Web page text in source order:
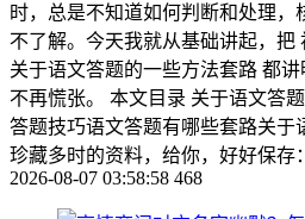
时，总是不知道如何判断和处理，
不了解。今天我就从基础讲起，把
关于语文答题的一些方法套路 都
不再慌张。 本文目录 关于语文答
答题技巧语文答题有哪些套路关于
珍藏多时的资料，给你，好好保存
2026-08-07 03:58:58 468